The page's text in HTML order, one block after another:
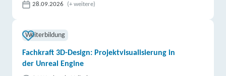
28.09.2026
(+ weitere)
Weiterbildung
Fachkraft 3D-Design: Projektvisualisierung in
der Unreal Engine